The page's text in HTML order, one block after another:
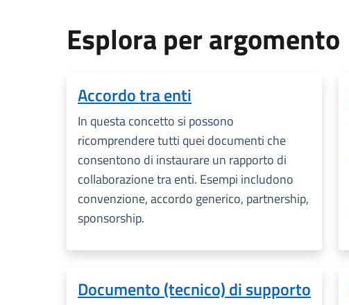
Esplora per argomento
Accordo tra enti
In questa concetto si possono
ricomprendere tutti quei documenti che
consentono di instaurare un rapporto di
collaborazione tra enti. Esempi includono
convenzione, accordo generico, partnership,
sponsorship.
Documento (tecnico) di supporto